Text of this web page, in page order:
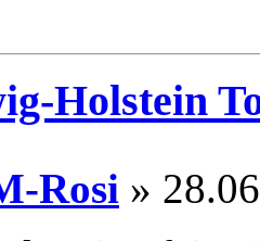
Holstein
Rosi »